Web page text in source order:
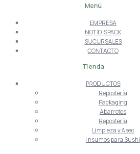
Menú
EMPRESA
NOTIDISPACK
SUCURSALES
CONTACTO
Tienda
PRODUCTOS
Repostería
Packaging
Abarrotes
Repostería
Limpieza y Aseo
Insumos para Sushi